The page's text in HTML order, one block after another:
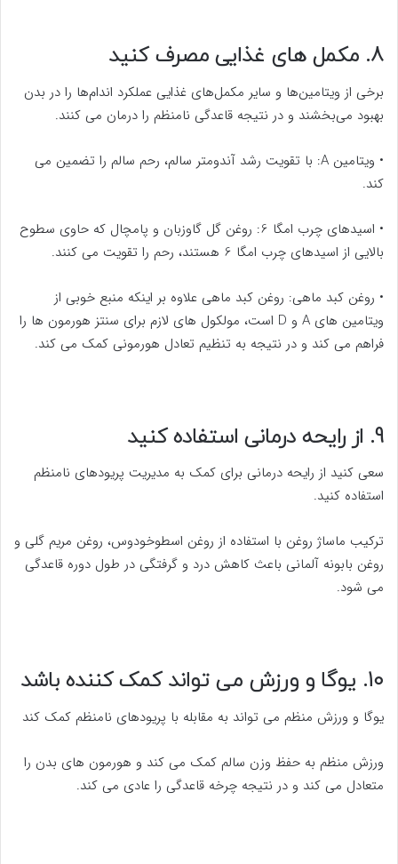
8. مکمل های غذایی مصرف کنید
برخی از ویتامین‌ها و سایر مکمل‌های غذایی عملکرد اندام‌ها را در بدن
بهبود می‌بخشند و در نتیجه قاعدگی نامنظم را درمان می کنند.
•
ویتامین A: با تقویت رشد آندومتر سالم، رحم سالم را تضمین می
کند.
•
اسیدهای چرب امگا 6: روغن گل گاوزبان و پامچال که حاوی سطوح
بالایی از اسیدهای چرب امگا 6 هستند، رحم را تقویت می کنند.
• روغن کبد ماهی: روغن کبد ماهی علاوه بر اینکه منبع خوبی از
ویتامین های A و D است، مولکول های لازم برای سنتز هورمون ها را
فراهم می کند و در نتیجه به تنظیم تعادل هورمونی کمک می کند.
9. از رایحه درمانی استفاده کنید
سعی کنید از رایحه درمانی برای کمک به مدیریت پریودهای نامنظم
استفاده کنید.
ترکیب ماساژ روغن با استفاده از روغن اسطوخودوس، روغن مریم گلی و
روغن بابونه آلمانی باعث کاهش درد و گرفتگی در طول دوره قاعدگی
می شود.
10. یوگا و ورزش می تواند کمک کننده باشد
یوگا و ورزش منظم می تواند به مقابله با پریودهای نامنظم کمک کند
ورزش منظم به حفظ وزن سالم کمک می کند و هورمون های بدن را
متعادل می کند و در نتیجه چرخه قاعدگی را عادی می کند.